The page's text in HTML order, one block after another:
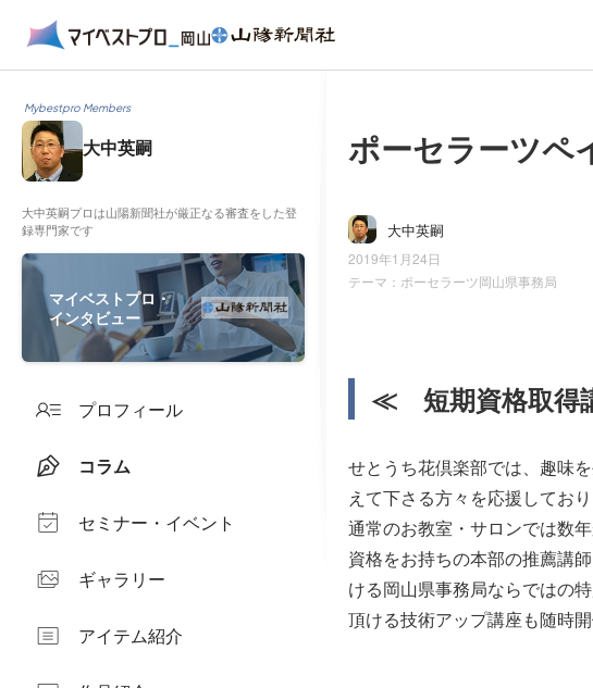
Mybestpro Members
大中英嗣
大中英嗣プロは山陽新聞社が厳正なる審査をした登
録専門家です
マイベストプロ・
インタビュー
プロフィール
コラム
セミナー・イベント
ギャラリー
アイテム紹介
ポーセラーツペ
大中英嗣
2019年1月24日
テーマ： ポーセラーツ岡山県事務局
≪ 短期資格取
せとうち花倶楽部では、趣味
えて下さる方々を応援しており
通常のお教室・サロンでは数
資格をお持ちの本部の推薦講
ける岡山県事務局ならではの
頂ける技術アップ講座も随時開